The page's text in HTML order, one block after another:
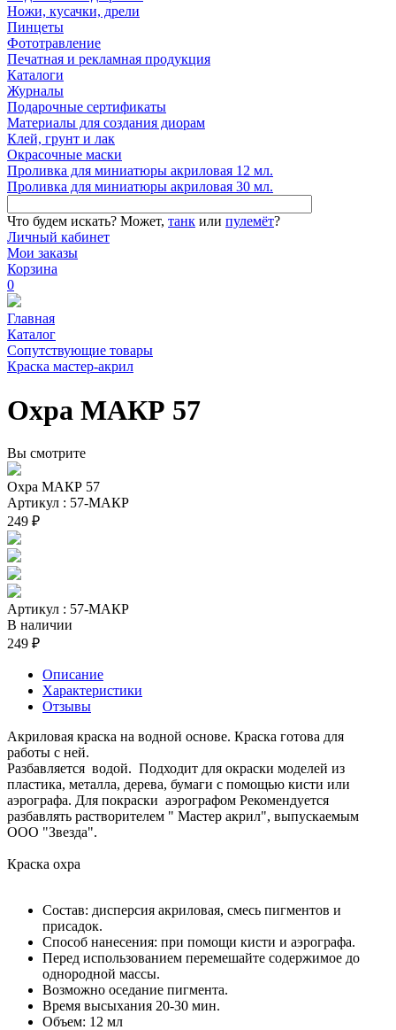
Ножи, кусачки, дрели
Пинцеты
Фототравление
Печатная и рекламная продукция
Каталоги
Журналы
Подарочные сертификаты
Материалы для создания диорам
Клей, грунт и лак
Окрасочные маски
Проливка для миниатюры акриловая 12 мл.
Проливка для миниатюры акриловая 30 мл.
Что будем искать? Может, танк или пулемёт?
Личный кабинет
Мои заказы
Корзина
0
Главная
Каталог
Сопутствующие товары
Краска мастер-акрил
Охра МАКР 57
Вы смотрите
Охра МАКР 57
Артикул : 57-МАКР
249 ₽
Артикул : 57-МАКР
В наличии
249 ₽
Описание
Характеристики
Отзывы
Акриловая краска на водной основе. Краска готова для
работы с ней.
Разбавляется водой. Подходит для окраски моделей из
пластика, металла, дерева, бумаги с помощью кисти или
аэрографа. Для покраски аэрографом Рекомендуется
разбавлять растворителем " Мастер акрил", выпускаемым
ООО "Звезда".
Краска охра
Состав: дисперсия акриловая, смесь пигментов и
присадок.
Способ нанесения: при помощи кисти и аэрографа.
Перед использованием перемешайте содержимое до
однородной массы.
Возможно оседание пигмента.
Время высыхания 20-30 мин.
Объем: 12 мл